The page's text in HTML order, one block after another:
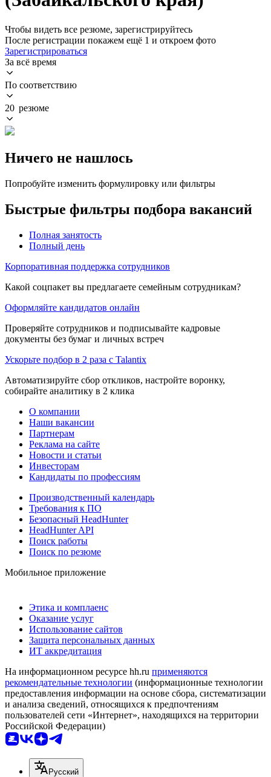
Чтобы видеть все резюме, зарегистрируйтесь
После регистрации покажем ещё 1 и откроем фото
Зарегистрироваться
За всё время
По соответствию
20 резюме
Ничего не нашлось
Попробуйте изменить формулировку или фильтры
Быстрые фильтры подбора вакансий
Полная занятость
Полный день
Корпоративная поддержка сотрудников
Какой соцпакет вы предлагаете семейным сотрудникам?
Оформляйте кандидатов онлайн
Проверяйте сотрудников и подписывайте кадровые
документы без бумаг и личных встреч
Ускорьте подбор в 2 раза с Talantix
Автоматизируйте сбор откликов, настройте воронку,
собирайте аналитику в 2 клика
О компании
Наши вакансии
Партнерам
Реклама на сайте
Новости и статьи
Инвесторам
Кандидаты по профессиям
Производственный календарь
Требования к ПО
Безопасный HeadHunter
HeadHunter API
Поиск работы
Поиск по резюме
Мобильное приложение
Этика и комплаенс
Оказание услуг
Использование сайтов
Защита персональных данных
ИТ аккредитация
На информационном ресурсе hh.ru применяются
рекомендательные технологии (информационные технологии
предоставления информации на основе сбора, систематизации
и анализа сведений, относящихся к предпочтениям
пользователей сети «Интернет», находящихся на территории
Российской Федерации)
Русский